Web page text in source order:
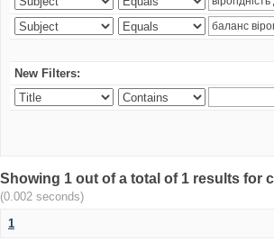
New Filters:
Showing 1 out of a total of 1 results for
(0.002 seconds)
1